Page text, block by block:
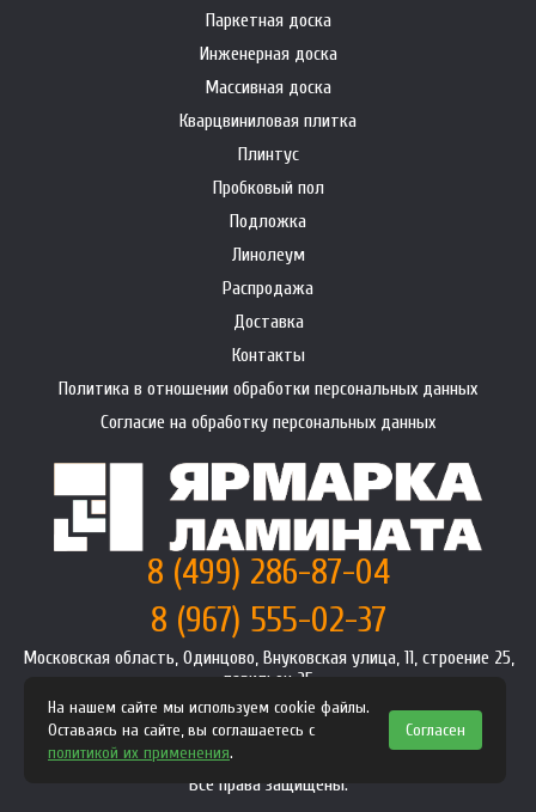
Паркетная доска
Инженерная доска
Массивная доска
Кварцвиниловая плитка
Плинтус
Пробковый пол
Подложка
Линолеум
Распродажа
Доставка
Контакты
Политика в отношении обработки персональных данных
Согласие на обработку персональных данных
8 (499) 286-87-04
8 (967) 555-02-37
Московская область, Одинцово, Внуковская улица, 11, строение 25,
павильон 25
info@premium-laminat.ru
Интернет магазинpremium-laminat.ru
2008-2026
Политика конфиденциальности
Все права защищены.
На нашем сайте мы используем cookie файлы.
Оставаясь на сайте, вы соглашаетесь с
политикой их применения.
Согласен